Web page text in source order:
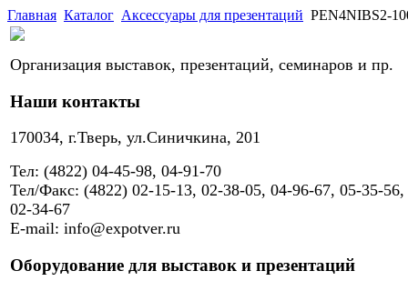
Главная Каталог Аксессуары для презентаций PEN4NIBS2-
Организация выставок, презентаций, семинаров и пр.
Наши контакты
170034, г.Тверь, ул.Синичкина, 201
Тел: (4822) 04-45-98, 04-91-70
Тел/Факс: (4822) 02-15-13, 02-38-05, 04-96-67, 05-35-56,
02-34-67
E-mail: info@expotver.ru
Оборудование для выставок и презентаций